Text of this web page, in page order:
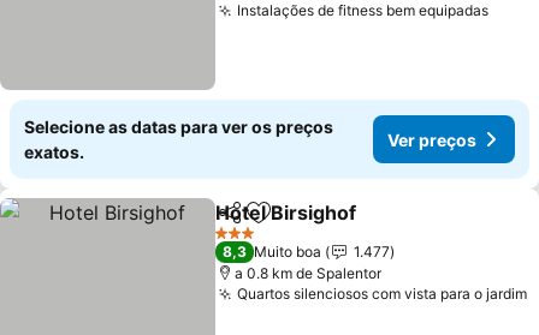
Instalações de fitness bem equipadas
Selecione as datas para ver os preços
exatos.
Ver preços
PartilharAdicionar aos favoritos
Hotel Birsighof
3 Estrelas
8,3 Muito boa
1.477
a 0.8 km de Spalentor
Quartos silenciosos com vista para o jardim